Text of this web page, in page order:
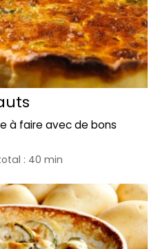
à faire avec de bons
: 40 min